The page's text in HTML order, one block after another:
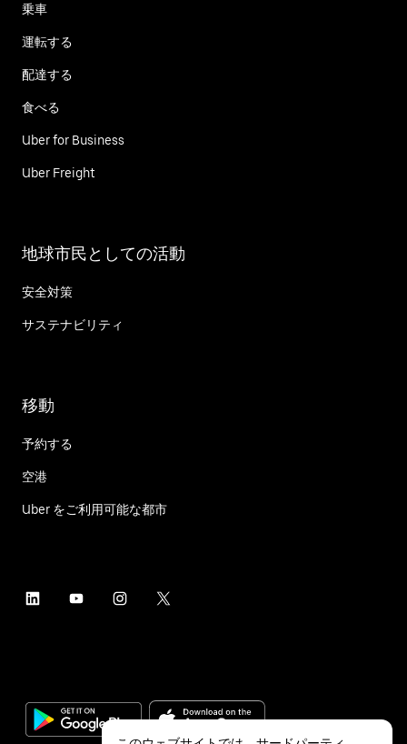
乗車
運転する
配達する
食べる
Uber for Business
Uber Freight
地球市民としての活動
安全対策
サステナビリティ
移動
予約する
空港
Uber をご利用可能な都市